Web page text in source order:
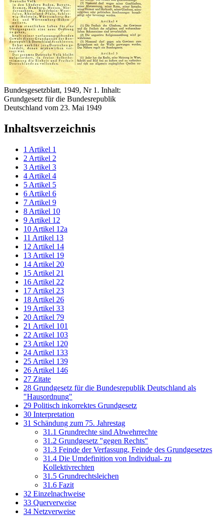
Bundesgesetzblatt, 1949, Nr 1. Inhalt:
Grundgesetz für die Bundesrepublik
Deutschland vom 23. Mai 1949
Inhaltsverzeichnis
1 Artikel 1
2 Artikel 2
3 Artikel 3
4 Artikel 4
5 Artikel 5
6 Artikel 6
7 Artikel 9
8 Artikel 10
9 Artikel 12
10 Artikel 12a
11 Artikel 13
12 Artikel 14
13 Artikel 19
14 Artikel 20
15 Artikel 21
16 Artikel 22
17 Artikel 23
18 Artikel 26
19 Artikel 33
20 Artikel 79
21 Artikel 101
22 Artikel 103
23 Artikel 120
24 Artikel 133
25 Artikel 139
26 Artikel 146
27 Zitate
28 Grundgesetz für die Bundesrepublik Deutschland als
"Hausordnung"
29 Politisch inkorrektes Grundgesetz
30 Interpretation
31 Schändung zum 75. Jahrestag
31.1 Grundrechte sind Abwehrrechte
31.2 Grundgesetz "gegen Rechts"
31.3 Feinde der Verfassung, Feinde des Grundgesetzes
31.4 Die Umdefinition von Individual- zu
Kollektivrechten
31.5 Grundrechtsleichen
31.6 Fazit
32 Einzelnachweise
33 Querverweise
34 Netzverweise